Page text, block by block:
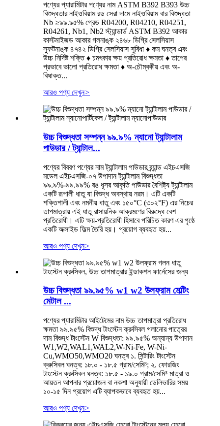
পণ্যের প্যারামিটার পণ্যের নাম ASTM B392 B393 উচ্চ
বিশুদ্ধতার নাইওবিয়াম রড সেরা দামে নাইওবিয়াম বার বিশুদ্ধতা
Nb ≥৯৯.৯৫% গ্রেড R04200, R04210, R04251,
R04261, Nb1, Nb2 স্ট্যান্ডার্ড ASTM B392 আকার
কাস্টমাইজড আকার গলনাঙ্ক ২৪৬৮ ডিগ্রি সেলসিয়াস
স্ফুটনাঙ্ক ৪৭৪২ ডিগ্রি সেলসিয়াস সুবিধা ♦ কম ঘনত্ব এবং
উচ্চ নির্দিষ্ট শক্তি ♦ চমৎকার ক্ষয় প্রতিরোধ ক্ষমতা ♦ তাপের
প্রভাবে ভালো প্রতিরোধ ক্ষমতা ♦ অ-চৌম্বকীয় এবং অ-
বিষাক্ত...
আরও পণ্য দেখুন>
উচ্চ বিশুদ্ধতা সম্পন্ন ৯৯.৯% ন্যানো ট্যান্টালাম
পাউডার / ট্যান্টাল...
পণ্যের বিবরণ পণ্যের নাম ট্যান্টালাম পাউডার ব্র্যান্ড এইচএসজি
মডেল এইচএসজি-০৭ উপাদান ট্যান্টালাম বিশুদ্ধতা
৯৯.৯%-৯৯.৯৯% রঙ ধূসর আকৃতি পাউডার বৈশিষ্ট্য ট্যান্টালাম
একটি রূপালী ধাতু যা বিশুদ্ধ অবস্থায় নরম। এটি একটি
শক্তিশালী এবং নমনীয় ধাতু এবং ১৫০°C (৩০২°F) এর নিচের
তাপমাত্রায় এই ধাতু রাসায়নিক আক্রমণের বিরুদ্ধে বেশ
প্রতিরোধী। এটি ক্ষয়-প্রতিরোধী হিসাবে পরিচিত কারণ এর পৃষ্ঠে
একটি অক্সাইড ফিল্ম তৈরি হয়। প্রয়োগ ব্যবহৃত হয়...
আরও পণ্য দেখুন>
উচ্চ বিশুদ্ধতা ৯৯.৯৫% w1 w2 উলফ্রাম মেল্টিং
মেটাল ...
পণ্যের প্যারামিটার আইটেমের নাম উচ্চ তাপমাত্রা প্রতিরোধ
ক্ষমতা ৯৯.৯৫% বিশুদ্ধ টাংস্টেন ক্রুসিবল গলানোর পাত্রের
দাম বিশুদ্ধ টাংস্টেন W বিশুদ্ধতা: ৯৯.৯৫% অন্যান্য উপাদান
W1,W2,WAL1,WAL2,W-Ni-Fe, W-Ni-
Cu,WMO50,WMO20 ঘনত্ব ১. সিন্টারিং টাংস্টেন
ক্রুসিবল ঘনত্ব: ১৮.০ - ১৮.৫ গ্রাম/সেমি³; ২. ফোরজিং
টাংস্টেন ক্রুসিবল ঘনত্ব: ১৮.৫ - ১৯.০ গ্রাম/সেমি³ মাত্রা ও
আয়তন আপনার প্রয়োজন বা নকশা অনুযায়ী ডেলিভারির সময়
১০-১৫ দিন প্রয়োগ এটি ব্যাপকভাবে ব্যবহৃত হয়...
আরও পণ্য দেখুন>